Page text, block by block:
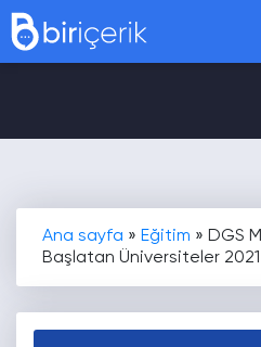
Ana sayfa » Eğitim » DGS
Başlatan Üniversiteler